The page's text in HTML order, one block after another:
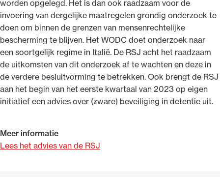
worden opgelegd. Het is dan ook raadzaam voor de
invoering van dergelijke maatregelen grondig onderzoek te
doen om binnen de grenzen van mensenrechtelijke
bescherming te blijven. Het WODC doet onderzoek naar
een soortgelijk regime in Italië. De RSJ acht het raadzaam
de uitkomsten van dit onderzoek af te wachten en deze in
de verdere besluitvorming te betrekken. Ook brengt de RSJ
aan het begin van het eerste kwartaal van 2023 op eigen
initiatief een advies over (zware) beveiliging in detentie uit.
Meer informatie
Lees het advies van de RSJ